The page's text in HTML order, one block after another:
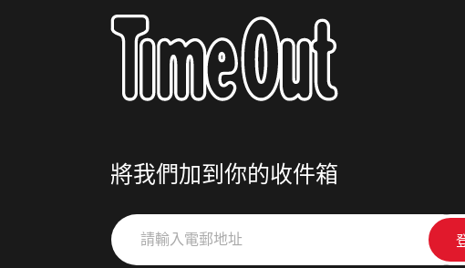
將我們加到你的收件箱
請
輸